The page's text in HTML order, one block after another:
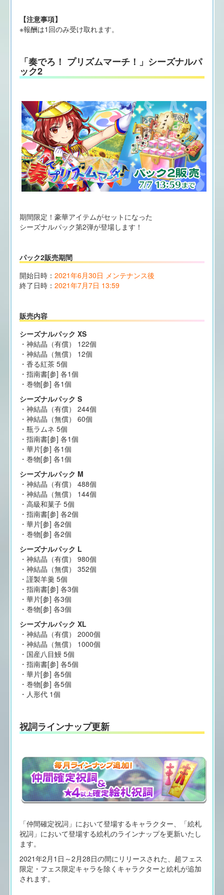
【注意事項】
※報酬は1回のみ受け取れます。
「奏でろ！ プリズムマーチ！」シーズナルパ
ック2
期間限定！豪華アイテムがセットになった
シーズナルパック第2弾が登場します！
パック2販売期間
開始日時： 2021年6月30日 メンテナンス後
終了日時： 2021年7月7日 13:59
販売内容
シーズナルパック XS
・神結晶（有償） 122個
・神結晶（無償） 12個
・香る紅茶 5個
・指南書[参] 各1個
・巻物[参] 各1個
シーズナルパック S
・神結晶（有償） 244個
・神結晶（無償） 60個
・瓶ラムネ 5個
・指南書[参] 各1個
・華片[参] 各1個
・巻物[参] 各1個
シーズナルパック M
・神結晶（有償） 488個
・神結晶（無償） 144個
・高級和菓子 5個
・指南書[参] 各2個
・華片[参] 各2個
・巻物[参] 各2個
シーズナルパック L
・神結晶（有償） 980個
・神結晶（無償） 352個
・謹製羊羹 5個
・指南書[参] 各3個
・華片[参] 各3個
・巻物[参] 各3個
シーズナルパック XL
・神結晶（有償） 2000個
・神結晶（無償） 1000個
・国産八目鰻 5個
・指南書[参] 各5個
・華片[参] 各5個
・巻物[参] 各5個
・人形代 1個
祝詞ラインナップ更新
「仲間確定祝詞」において登場するキャラクター、「絵札
祝詞」において登場する絵札のラインナップを更新いたし
ます。
2021年2月1日～2月28日の間にリリースされた、超フェス
限定・フェス限定キャラを除くキャラクターと絵札が追加
されます。